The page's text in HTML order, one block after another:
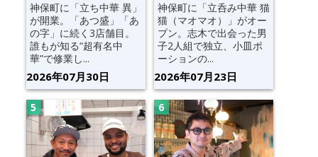
神保町に「立ち中華 異」
が開業。「あつ盛」「あ
の字」に続く3店舗目。
誰もが知る“超有名中
華”で修業し...
2026年07月30日
神保町に「立呑み中華 猫
猫（マオマオ）」がオー
プン。志木で出会った男
子2人組で独立、小皿ポ
ーションの...
2026年07月23日